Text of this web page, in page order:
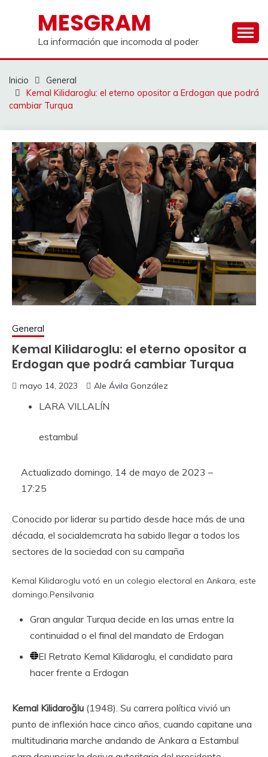
contenidoMESGRAM
La información que incomoda al poder
Inicio
General
Kemal Kilidaroglu: el eterno opositor a Erdogan que podrá
cambiar Turqua
General
Kemal Kilidaroglu: el eterno opositor a
Erdogan que podrá cambiar Turqua
mayo 14, 2023 Ale Ávila González
LARA VILLALÍN
estambul
Actualizado domingo, 14 de mayo de 2023 –
17:25
Conocido por liderar su partido desde hace más de una
década, el socialdemcrata ha sabido llegar a todos los
sectores de la sociedad con su campaña
Kemal Kilidaroglu votó en un colegio electoral en Ankara, este
domingo.Pensilvania
Gran angularTurqua decide en las urnas entre la
continuidad o el final del mandato de Erdogan
El Retrato Kemal Kilidaroglu, el candidato para
hacer frente a Erdogan
Kemal Kilidaroğlu (1948). Su carrera política vivió un
punto de inflexión hace cinco años, cuando capitane una
multitudinaria marche andando de Ankara a Estambul